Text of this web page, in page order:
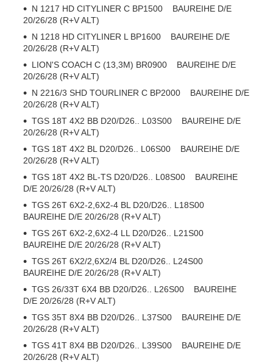
N 1217 HD CITYLINER C BP1500 BAUREIHE D/E
20/26/28 (R+V ALT)
N 1218 HD CITYLINER L BP1600 BAUREIHE D/E
20/26/28 (R+V ALT)
LION'S COACH C (13,3M) BR0900 BAUREIHE D/E
20/26/28 (R+V ALT)
N 2216/3 SHD TOURLINER C BP2000 BAUREIHE D/E
20/26/28 (R+V ALT)
TGS 18T 4X2 BB D20/D26.. L03S00 BAUREIHE D/E
20/26/28 (R+V ALT)
TGS 18T 4X2 BL D20/D26.. L06S00 BAUREIHE D/E
20/26/28 (R+V ALT)
TGS 18T 4X2 BL-TS D20/D26.. L08S00 BAUREIHE
D/E 20/26/28 (R+V ALT)
TGS 26T 6X2-2,6X2-4 BL D20/D26.. L18S00
BAUREIHE D/E 20/26/28 (R+V ALT)
TGS 26T 6X2-2,6X2-4 LL D20/D26.. L21S00
BAUREIHE D/E 20/26/28 (R+V ALT)
TGS 26T 6X2/2,6X2/4 BL D20/D26.. L24S00
BAUREIHE D/E 20/26/28 (R+V ALT)
TGS 26/33T 6X4 BB D20/D26.. L26S00 BAUREIHE
D/E 20/26/28 (R+V ALT)
TGS 35T 8X4 BB D20/D26.. L37S00 BAUREIHE D/E
20/26/28 (R+V ALT)
TGS 41T 8X4 BB D20/D26.. L39S00 BAUREIHE D/E
20/26/28 (R+V ALT)